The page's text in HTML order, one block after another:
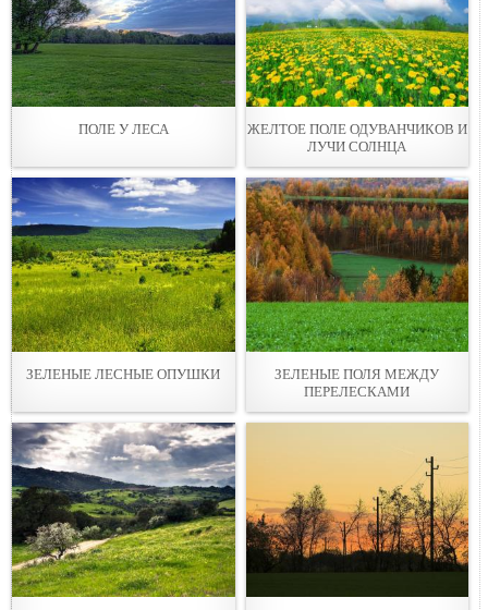
ПОЛЕ У ЛЕСА
ЖЕЛТОЕ ПОЛЕ ОДУВАНЧИКОВ И
ЛУЧИ СОЛНЦА
ЗЕЛЕНЫЕ ЛЕСНЫЕ ОПУШКИ
ЗЕЛЕНЫЕ ПОЛЯ МЕЖДУ
ПЕРЕЛЕСКАМИ